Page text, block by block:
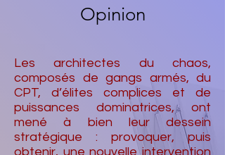
Opinion
Les architectes du chaos,
composés de gangs armés, du
CPT, d’élites complices et de
puissances dominatrices, ont
mené à bien leur dessein
stratégique : provoquer, puis
obtenir, une nouvelle intervention